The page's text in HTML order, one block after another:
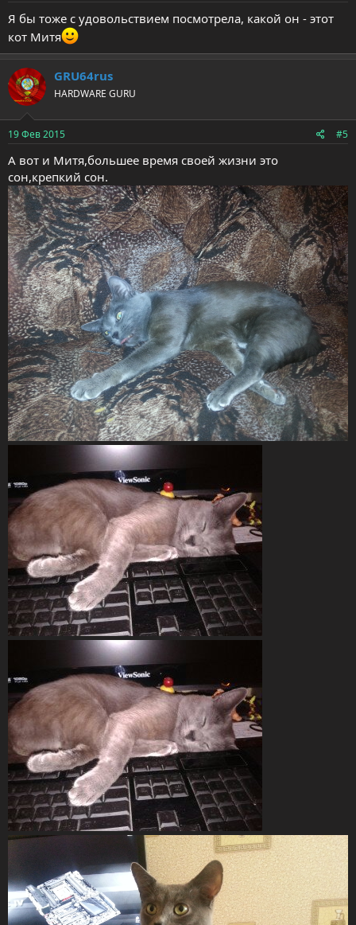
Я бы тоже с удовольствием посмотрела, какой он - этот
кот Митя
GRU64rus
HARDWARE GURU
19 Фев 2015 #5
А вот и Митя,большее время своей жизни это
сон,крепкий сон.